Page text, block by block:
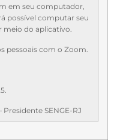
em seu computador,
possível computar seu
do aplicativo.
pessoais com o Zoom.
Presidente SENGE-RJ